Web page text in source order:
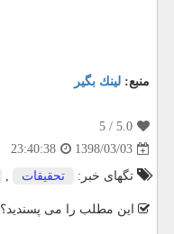
منبع: لینك بگیر
5.0
/ 5
1398/03/03
23:40:38
تگهای خبر:
تحقیقات ,
این مطلب را می پسندید؟